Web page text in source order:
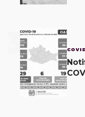
3